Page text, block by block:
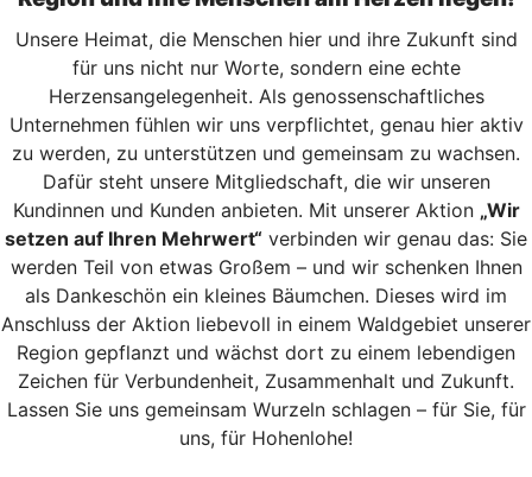
Unsere Heimat, die Menschen hier und ihre Zukunft sind
für uns nicht nur Worte, sondern eine echte
Herzensangelegenheit. Als genossenschaftliches
Unternehmen fühlen wir uns verpflichtet, genau hier aktiv
zu werden, zu unterstützen und gemeinsam zu wachsen.
Dafür steht unsere Mitgliedschaft, die wir unseren
Kundinnen und Kunden anbieten. Mit unserer Aktion „Wir
setzen auf Ihren Mehrwert“ verbinden wir genau das: Sie
werden Teil von etwas Großem – und wir schenken Ihnen
als Dankeschön ein kleines Bäumchen. Dieses wird im
Anschluss der Aktion liebevoll in einem Waldgebiet unserer
Region gepflanzt und wächst dort zu einem lebendigen
Zeichen für Verbundenheit, Zusammenhalt und Zukunft.
Lassen Sie uns gemeinsam Wurzeln schlagen – für Sie, für
uns, für Hohenlohe!